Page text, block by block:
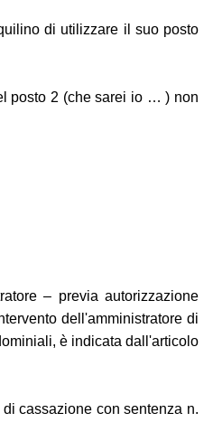
di utilizzare il suo posto
posto 2 (che sarei io … ) non
– previa autorizzazione
dell'amministratore di
è indicata dall'articolo
cassazione con sentenza n.